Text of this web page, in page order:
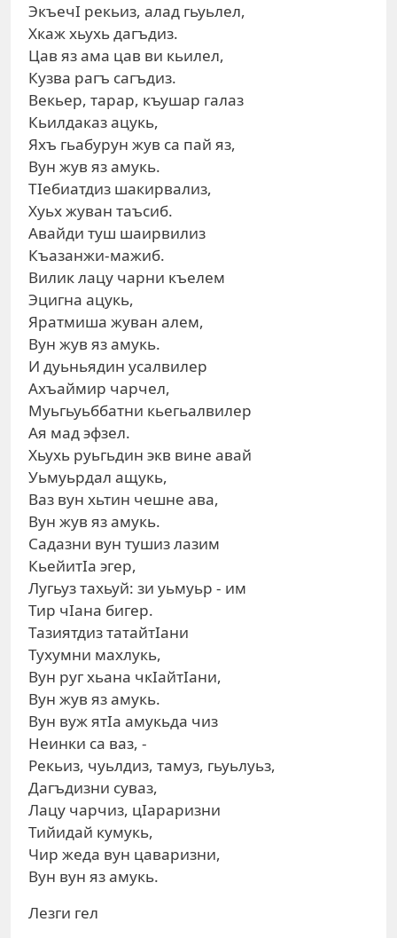
ЭкъечI рекьиз, алад гьуьлел,
Хкаж хьухь дагъдиз.
Цав яз ама цав ви кьилел,
Кузва рагъ сагъдиз.
Векьер, тарар, къушар галаз
Кьилдаказ ацукь,
Яхъ гьабурун жув са пай яз,
Вун жув яз амукь.
ТIебиатдиз шакирвализ,
Хуьх жуван таъсиб.
Авайди туш шаирвилиз
Къазанжи-мажиб.
Вилик лацу чарни къелем
Эцигна ацукь,
Яратмиша жуван алем,
Вун жyв яз амукь.
И дуьньядин усалвилер
Ахъаймир чарчел,
Муьгьуьббатни кьегьалвилер
Ая мад эфзел.
Хьухь руьгьдин экв вине авай
Уьмуьрдал ащукь,
Ваз вун хьтин чешне aва,
Вун жув яз амукь.
Садазни вун тушиз лазим
КьейитIа эгер,
Лугьуз тахьуй: зи уьмуьр - им
Тир чIана бигер.
Тазиятдиз татайтIани
Тухумни махлукь,
Вун руг хьана чкIайтIани,
Вун жув яз амукь.
Вун вуж ятIа амукьда чиз
Неинки са ваз, -
Рекьиз, чуьлдиз, тамуз, гьуьлуьз,
Дагъдизни суваз,
Лацу чарчиз, цIараризни
Тийидай кумукь,
Чир жеда вун цаваризни,
Вун вун яз амукь.
Лезги гел